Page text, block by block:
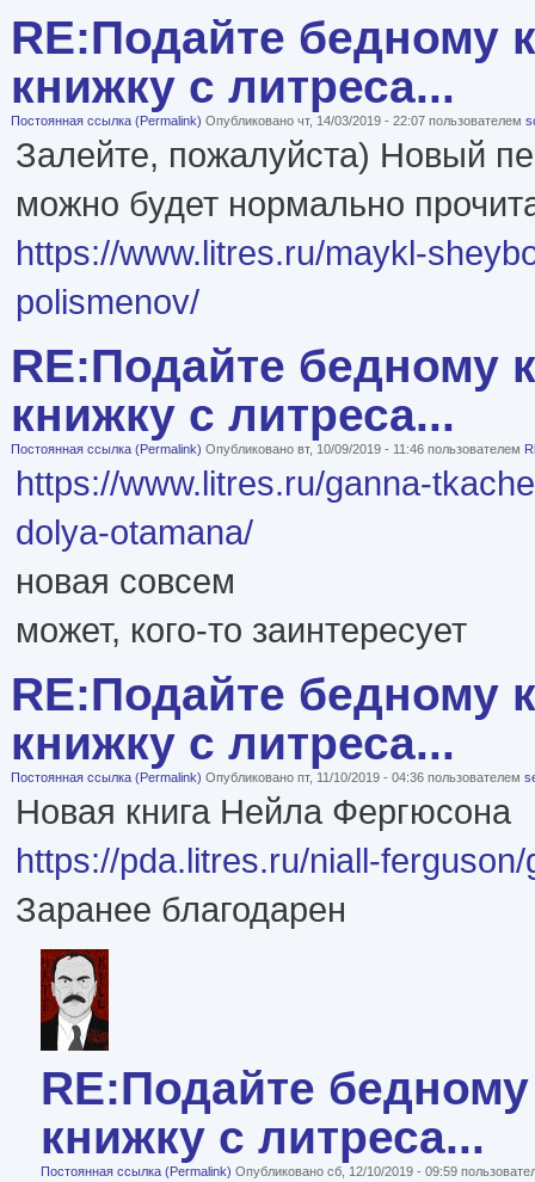
RE:Подайте бедному
книжку с литреса...
Постоянная ссылка (Permalink) Опубликовано чт, 14/03/2019 - 22:07 пользователем
Залейте, пожалуйста) Новый
можно будет нормально
https://www.litres.ru/maykl-
polismenov/
RE:Подайте бедному
книжку с литреса...
Постоянная ссылка (Permalink) Опубликовано вт, 10/09/2019 - 11:46 пользователем
https://www.litres.ru/ganna-
dolya-otamana/
новая совсем
может, кого-то заинтересует
RE:Подайте бедному
книжку с литреса...
Постоянная ссылка (Permalink) Опубликовано пт, 11/10/2019 - 04:36 пользователем
Новая книга Нейла Фергюсона
https://pda.litres.ru/niall-
Заранее благодарен
RE:Подайте
книжку с литреса...
Постоянная ссылка (Permalink) Опубликовано сб, 12/10/2019 - 09:59